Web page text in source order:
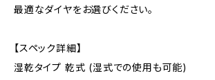
最適なダイヤをお選びください。
【スペック詳細】
湿乾タイプ 乾式 (湿式での使用も可能)